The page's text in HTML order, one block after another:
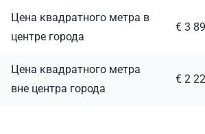
Цена квадратного метра в
центре города
€ 3
Цена квадратного метра
вне центра города
€ 2